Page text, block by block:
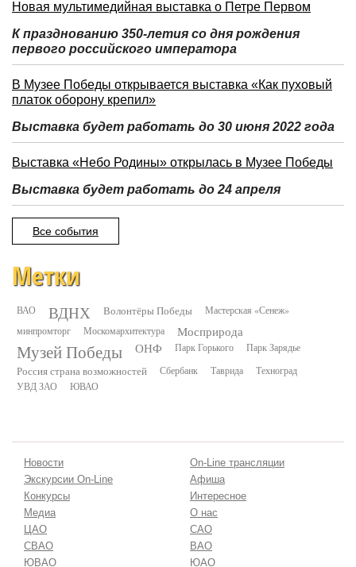
Новая мультимедийная выставка о Петре Первом
К празднованию 350-летия со дня рождения
первого российского императора
В Музее Победы открывается выставка «Как пуховый
платок оборону крепил»
Выставка будет работать до 30 июня 2022 года
Выставка «Небо Родины» открылась в Музее Победы
Выставка будет работать до 24 апреля
Все события
Метки
ВАО ВДНХ Волонтёры Победы
Мастерская «Сенеж»
минпромторг
Москомархитектура Мосприрода
Музей Победы ОНФ Парк Горького Парк Зарядье
Россия страна возможностей Сбербанк Таврида
Техноград
УВД ЗАО
ЮВАО
Новости
On-Line трансляции
Экскурсии On-Line
Афиша
Конкурсы
Интересное
Медиа
О нас
ЦАО
САО
СВАО
ВАО
ЮВАО
ЮАО